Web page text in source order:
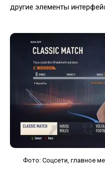
другие элементы
Фото: Соцсети, главное